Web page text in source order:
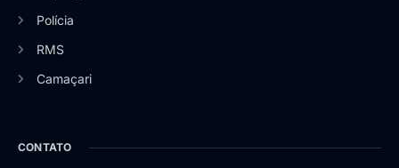
Polícia
RMS
Camaçari
CONTATO